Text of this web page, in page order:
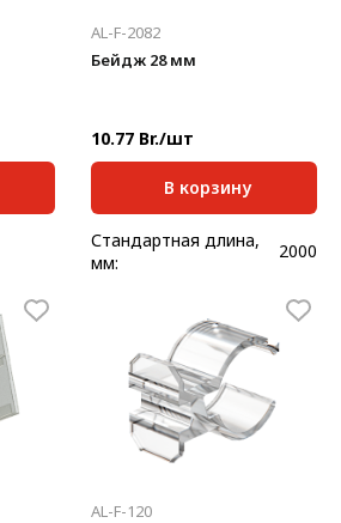
AL-F-2082
Бейдж 28 мм
10.77 Br./шт
В корзину
Стандартная длина,
мм:
2000
AL-F-120